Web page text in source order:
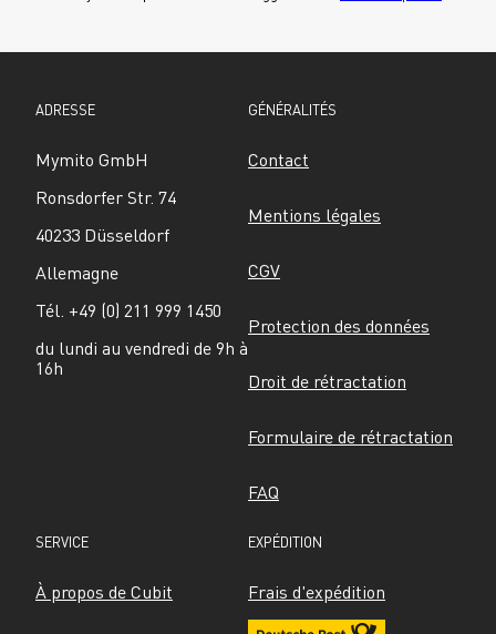
ADRESSE
Mymito GmbH
Ronsdorfer Str. 74
40233 Düsseldorf
Allemagne
Tél. +49 (0) 211 999 1450
du lundi au vendredi de 9h à
16h
GÉNÉRALITÉS
Contact
Mentions légales
CGV
Protection des données
Droit de rétractation
Formulaire de rétractation
FAQ
SERVICE
À propos de Cubit
EXPÉDITION
Frais d'expédition